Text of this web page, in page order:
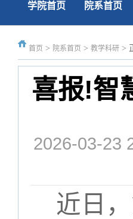
学院首页 院系首页
首页 > 院系首页 > 教学科研 >
喜报!智
2026-03-23
近日